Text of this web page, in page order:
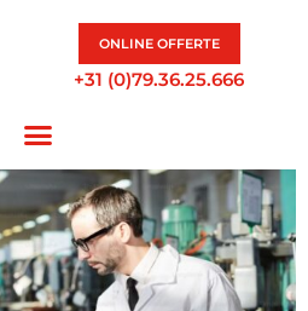
ONLINE OFFERTE
+31 (0)79.36.25.666